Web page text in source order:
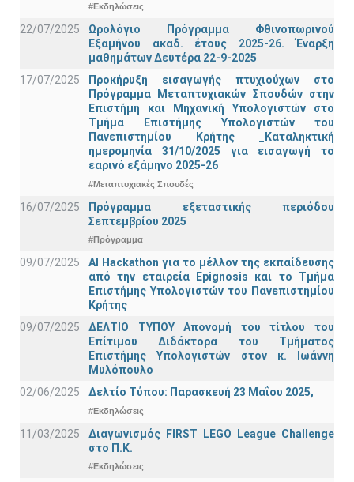
#Εκδηλώσεις
22/07/2025
Ωρολόγιο Πρόγραμμα Φθινοπωρινού
Εξαμήνου ακαδ. έτους 2025-26. Έναρξη
μαθημάτων Δευτέρα 22-9-2025
17/07/2025
Προκήρυξη εισαγωγής πτυχιούχων στo
Πρόγραμμα Μεταπτυχιακών Σπουδών στην
Επιστήμη και Μηχανική Υπολογιστών στο
Τμήμα Eπιστήμης Υπολογιστών του
Πανεπιστημίου Κρήτης _Καταληκτική
ημερομηνία 31/10/2025 για εισαγωγή το
εαρινό εξάμηνο 2025-26
#Μεταπτυχιακές Σπουδές
16/07/2025
Πρόγραμμα εξεταστικής περιόδου
Σεπτεμβρίου 2025
#Πρόγραμμα
09/07/2025
AI Hackathon για το μέλλον της εκπαίδευσης
από την εταιρεία Epignosis και το Τμήμα
Επιστήμης Υπολογιστών του Πανεπιστημίου
Κρήτης
09/07/2025
ΔΕΛΤΙΟ ΤΥΠΟΥ Απονομή του τίτλου του
Επίτιμου Διδάκτορα του Τμήματος
Επιστήμης Υπολογιστών στον κ. Ιωάννη
Μυλόπουλο
02/06/2025
Δελτίο Τύπου: Παρασκευή 23 Μαΐου 2025,
#Εκδηλώσεις
11/03/2025
Διαγωνισμός FIRST LEGO League Challenge
στο Π.Κ.
#Εκδηλώσεις